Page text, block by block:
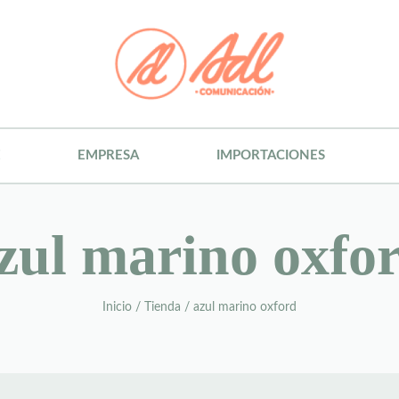
EMPRESA IMPORTACIONES
marino
Inicio / Tienda / azul marino oxford